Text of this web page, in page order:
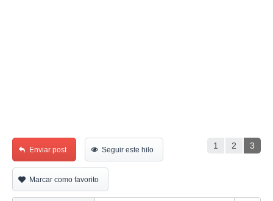
1 2 3
Enviar post Seguir este hilo
Marcar como favorito